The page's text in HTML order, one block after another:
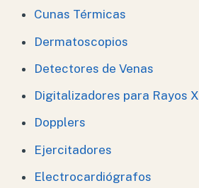
Cunas Térmicas
Dermatoscopios
Detectores de Venas
Digitalizadores para Rayos X
Dopplers
Ejercitadores
Electrocardiógrafos